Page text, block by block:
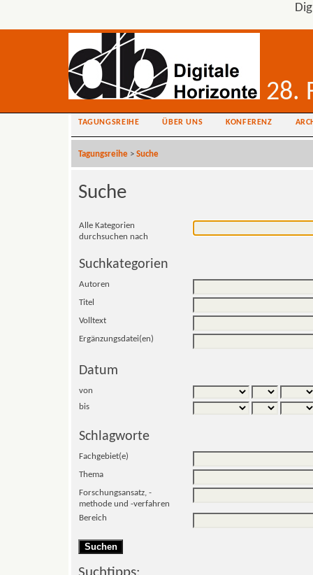
28.
TAGUNGSREIHE ÜBER UNS KONFERENZ
Tagungsreihe > Suche
Suche
Alle Kategorien
durchsuchen nach
Suchkategorien
Autoren
Titel
Volltext
Ergänzungsdatei(en)
Datum
von
bis
Schlagworte
Fachgebiet(e)
Thema
Forschungsansatz, -
methode und -verfahren
Bereich